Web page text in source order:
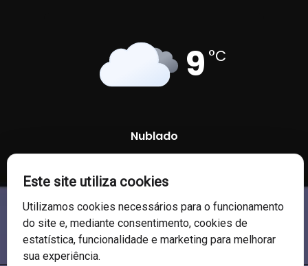
9 °C
Nublado
93 % 1009 mb
Este site utiliza cookies
Utilizamos cookies necessários para o funcionamento
do site e, mediante consentimento, cookies de
estatística, funcionalidade e marketing para melhorar
sua experiência.